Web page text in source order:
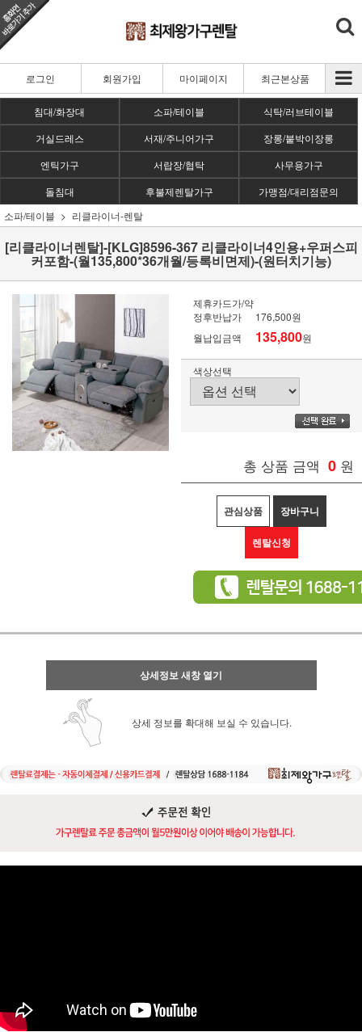
로그인 회원가입 마이페이지 최근본상품
침대/화장대 소파/테이블
식탁/러브테이블
거실드레스
서재/주니어가구
장롱/붙박이장롱
엔틱가구
서랍장/협탁
사무용가구
돌침대
후불제렌탈가구
가맹점/대리점문의
소파/테이블
리클라이너-렌탈
[리클라이너렌탈]-[KLG]8596-367 리클라이너4인용+우퍼스피
커포함-(월135,800*36개월/등록비면제)-(원터치기능)
제휴카드가/약
정후반납가
176,500원
월납입금액
135,800원
색상선택
총 상품 금액 0 원
관심상품 장바구니
렌탈신청
상세정보 새창 열기
상세 정보를 확대해 보실 수 있습니다.